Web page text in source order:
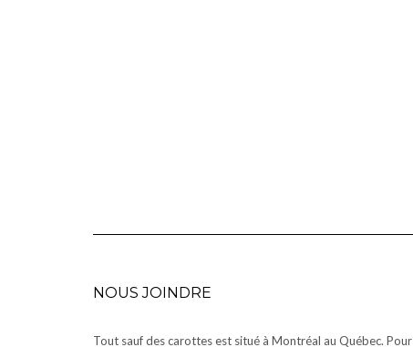
NOUS JOINDRE
Tout sauf des carottes est situé à Montréal au Québec. Pour